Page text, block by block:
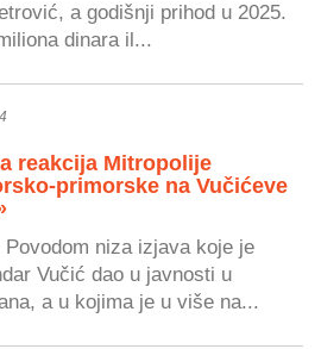
a godišnji prihod u 2025.
dinara il...
reakcija Mitropolije
primorske na Vučićeve
Povodom niza izjava koje je
Vučić dao u javnosti u
a u kojima je u više na...